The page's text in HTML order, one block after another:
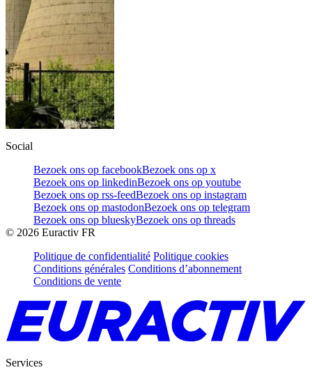
Social
Bezoek ons op facebookBezoek ons op x
Bezoek ons op linkedinBezoek ons op youtube
Bezoek ons op rss-feedBezoek ons op instagram
Bezoek ons op mastodonBezoek ons op telegram
Bezoek ons op blueskyBezoek ons op threads
© 2026 Euractiv FR
Politique de confidentialité Politique cookies
Conditions générales Conditions d’abonnement
Conditions de vente
Services